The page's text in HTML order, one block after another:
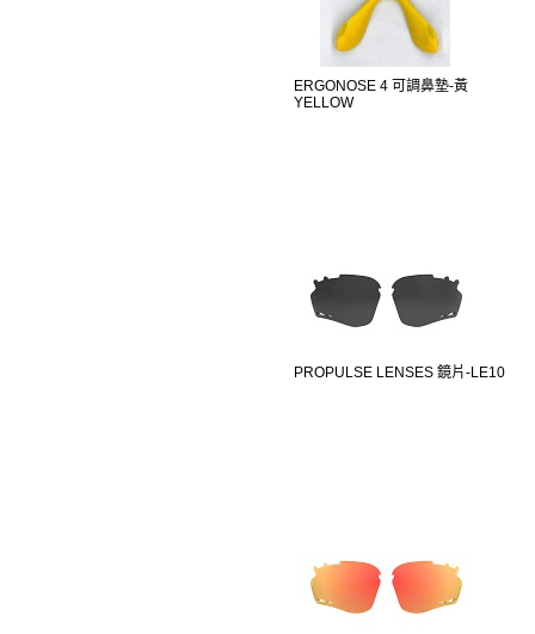
ERGONOSE 4 可調鼻墊-黃
YELLOW
PROPULSE LENSES 鏡片-LE10